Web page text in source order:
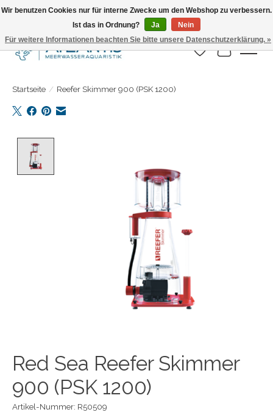
Täglicher Versand. Bestelle bis 15.00 Uhr
Wunschzettel
Ihr
Startseite / Reefer Skimmer 900 (PSK 1200)
Red Sea Reefer Skimmer
900 (PSK 1200)
Artikel-Nummer: R50509
Wir benutzen Cookies nur für interne Zwecke um den Webshop zu verbessern.
Ist das in Ordnung?
Ja
Nein
Für weitere Informationen beachten Sie bitte unsere Datenschutzerklärung. »